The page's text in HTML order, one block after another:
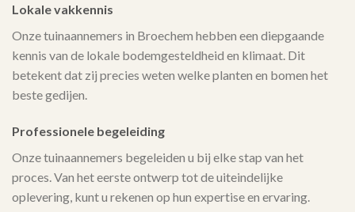
Lokale vakkennis
Onze tuinaannemers in Broechem hebben een diepgaande
kennis van de lokale bodemgesteldheid en klimaat. Dit
betekent dat zij precies weten welke planten en bomen het
beste gedijen.
Professionele begeleiding
Onze tuinaannemers begeleiden u bij elke stap van het
proces. Van het eerste ontwerp tot de uiteindelijke
oplevering, kunt u rekenen op hun expertise en ervaring.